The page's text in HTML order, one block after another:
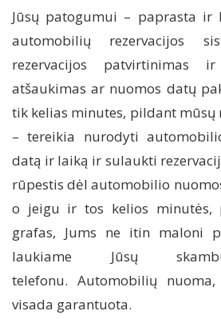
Jūsų patogumui – paprasta ir
automobilių rezervacijos
rezervacijos patvirtinimas
atšaukimas ar nuomos datų
tik kelias minutes, pildant mūsų
– tereikia nurodyti
datą ir laiką ir sulaukti
rūpestis dėl automobilio
o jeigu ir tos kelios minutės,
grafas, Jums ne itin maloni
laukiame Jūsų
telefonu. Automobilių
visada garantuota.